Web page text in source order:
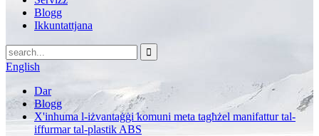
Blogg
Ikkuntattjana
English
Dar
Blogg
X'inhuma l-iżvantaġġi komuni meta tagħżel manifattur tal-
iffurmar tal-plastik ABS